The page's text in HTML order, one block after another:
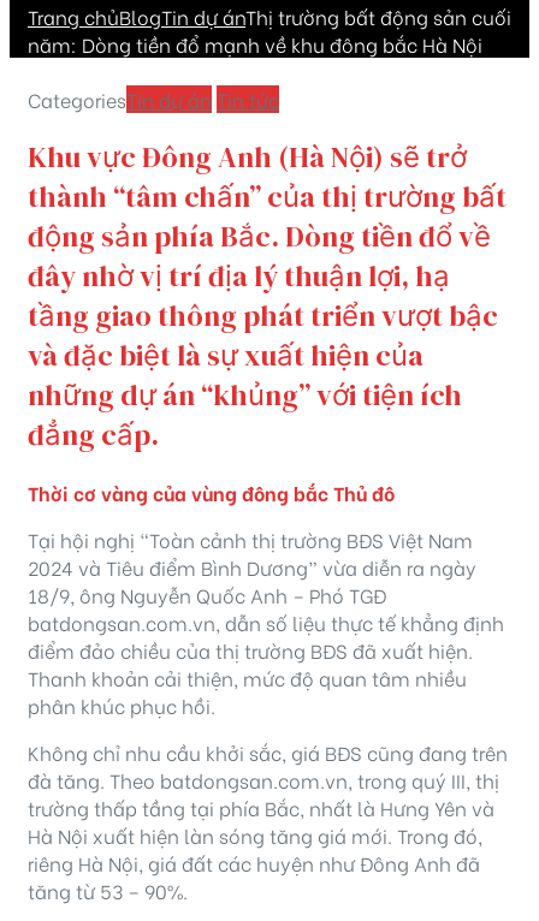
Trang chủBlogTin dự ánThị trường bất động sản cuối
năm: Dòng tiền đổ mạnh về khu đông bắc Hà Nội
CategoriesTin dự án Tin tức
Khu vực Đông Anh (Hà Nội) sẽ trở
thành “tâm chấn” của thị trường bất
động sản phía Bắc. Dòng tiền đổ về
đây nhờ vị trí địa lý thuận lợi, hạ
tầng giao thông phát triển vượt bậc
và đặc biệt là sự xuất hiện của
những dự án “khủng” với tiện ích
đẳng cấp.
Thời cơ vàng của vùng đông bắc Thủ đô
Tại hội nghị “Toàn cảnh thị trường BĐS Việt Nam
2024 và Tiêu điểm Bình Dương” vừa diễn ra ngày
18/9, ông Nguyễn Quốc Anh – Phó TGĐ
batdongsan.com.vn, dẫn số liệu thực tế khẳng định
điểm đảo chiều của thị trường BĐS đã xuất hiện.
Thanh khoản cải thiện, mức độ quan tâm nhiều
phân khúc phục hồi.
Không chỉ nhu cầu khởi sắc, giá BĐS cũng đang trên
đà tăng. Theo batdongsan.com.vn, trong quý III, thị
trường thấp tầng tại phía Bắc, nhất là Hưng Yên và
Hà Nội xuất hiện làn sóng tăng giá mới. Trong đó,
riêng Hà Nội, giá đất các huyện như Đông Anh đã
tăng từ 53 – 90%.